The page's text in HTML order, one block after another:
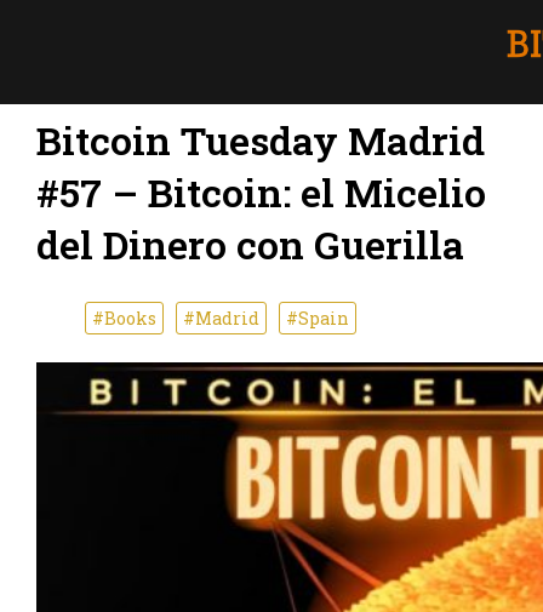
Bitcoin Tuesday Madrid
#57 – Bitcoin: el Micelio
del Dinero con Guerilla
#Books #Madrid #Spain